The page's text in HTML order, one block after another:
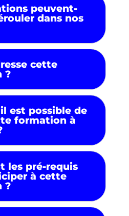
peuvent-
dans nos
cette
?
est possible de
formation à
les pré-requis
à cette
?